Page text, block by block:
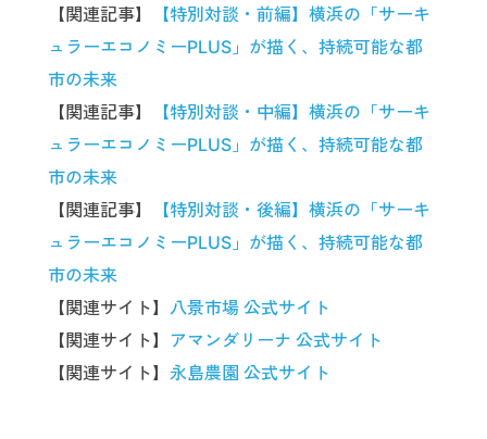
【関連記事】
【特別対談・前編】横浜の「サーキ
ュラーエコノミーPLUS」が描く、持続可能な都
市の未来
【関連記事】
【特別対談・中編】横浜の「サーキ
ュラーエコノミーPLUS」が描く、持続可能な都
市の未来
【関連記事】
【特別対談・後編】横浜の「サーキ
ュラーエコノミーPLUS」が描く、持続可能な都
市の未来
【関連サイト】 八景市場 公式サイト
【関連サイト】 アマンダリーナ 公式サイト
【関連サイト】 永島農園 公式サイト